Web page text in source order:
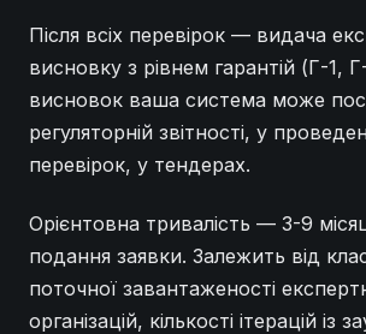
Після всіх перевірок — видача
висновку з рівнем гарантій (Г-1,
висновок ваша система може
регуляторній звітності, у
перевірок, у тендерах.
Орієнтовна тривалість — 3-9
подання заявки. Залежить від
поточної завантаженості
організацій, кількості ітерацій із